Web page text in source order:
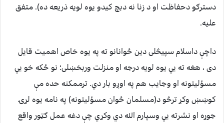
دسترګو دحفاظت او د زنا نه دبچ کیدو یوه لویه ذریعه ده). متفق
علیه.
داچې داسلام سپیڅلی دین ځوانانو ته په یوه خاص اهمیت قایل
دی ، هغه ته يي یوه لویه درجه او منزلت وربخښلی؛ نو ځکه خو يي
مسؤلیتونه او وجایب هم په اوږو بار دي. ترممکنه حده مې
کوښښ وکړ ترڅو د(مسلمان ځوان مسؤلیتونه) په نامه یوه لړۍ
جوړه او نشرته يي وسپارم الله دي وکړي چې دغه عمل ګټور واقع